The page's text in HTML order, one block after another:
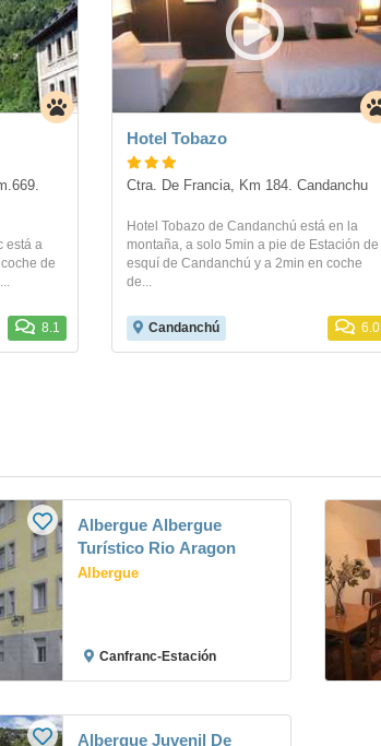
está a
de
8.1
Hotel Tobazo
Ctra. De Francia, Km 184. Candanchu
Hotel Tobazo de Candanchú está en la
montaña, a solo 5min a pie de Estación de
esquí de Candanchú y a 2min en coche
de...
Candanchú 6.0
Albergue Albergue
Turístico Rio Aragon
Albergue
Canfranc-Estación
Albergue Juvenil De